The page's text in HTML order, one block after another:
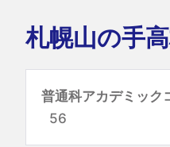
札幌山の手
普通科アカデミック
56